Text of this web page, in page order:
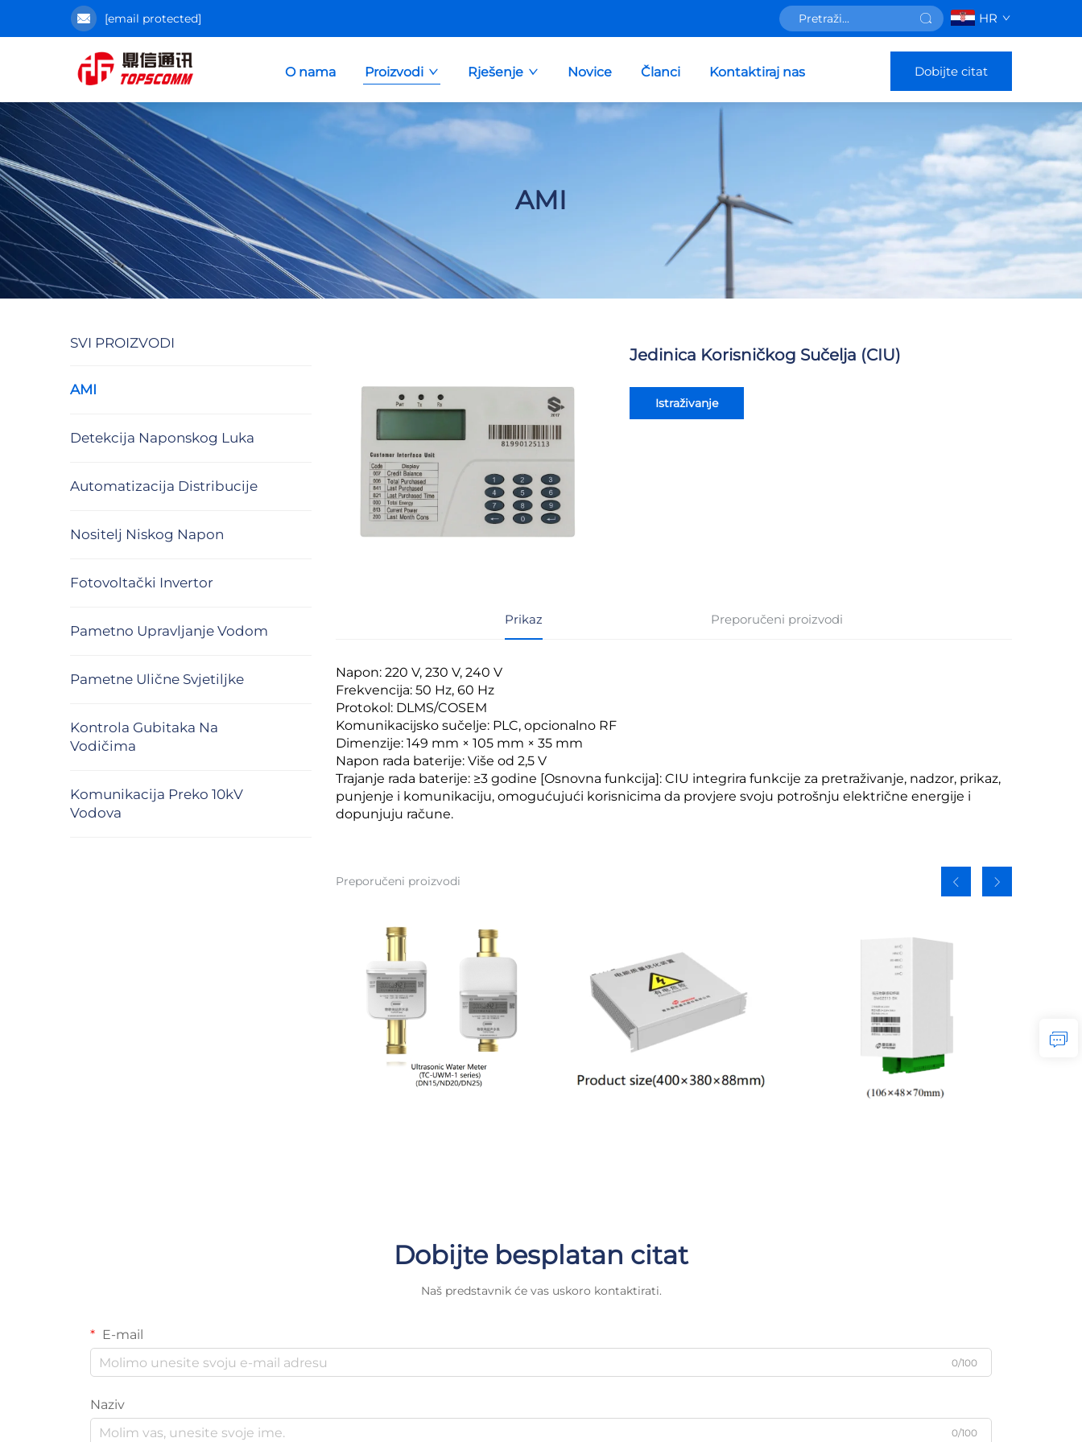
[email protected] HR
O nama Proizvodi Rješenje Novice Članci Kontaktiraj nas Dobijte citat
AMI
SVI PROIZVODI
AMI
Detekcija Naponskog Luka
Automatizacija Distribucije
Nositelj Niskog Napon
Fotovoltački Invertor
Pametno Upravljanje Vodom
Pametne Ulične Svjetiljke
Kontrola Gubitaka Na
Vodičima
Komunikacija Preko 10kV
Vodova
Jedinica Korisničkog Sučelja (CIU)
Istraživanje
Prikaz Preporučeni proizvodi
Napon: 220 V, 230 V, 240 V
Frekvencija: 50 Hz, 60 Hz
Protokol: DLMS/COSEM
Komunikacijsko sučelje: PLC, opcionalno RF
Dimenzije: 149 mm × 105 mm × 35 mm
Napon rada baterije: Više od 2,5 V
Trajanje rada baterije: ≥3 godine [Osnovna funkcija]: CIU integrira funkcije za pretraživanje, nadzor, prikaz,
punjenje i komunikaciju, omogućujući korisnicima da provjere svoju potrošnju električne energije i
dopunjuju račune.
Preporučeni proizvodi
Dobijte besplatan citat
Naš predstavnik će vas uskoro kontaktirati.
E-mail
0/100
Naziv
0/100